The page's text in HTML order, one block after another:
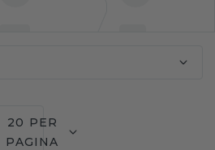
20 PER
PAGINA